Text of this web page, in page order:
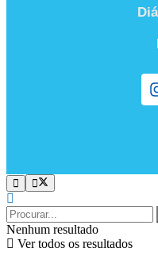
Nenhum resultado
Ver todos os resultados